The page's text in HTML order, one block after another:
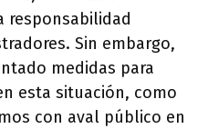
responsabilidad
Sin embargo,
medidas para
esta situación, como
con aval público en